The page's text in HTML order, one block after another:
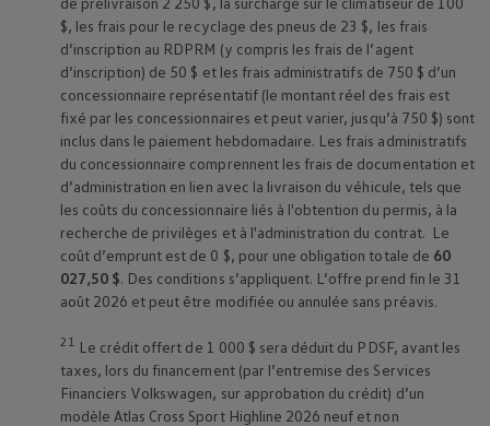
$, les frais pour le recyclage des pneus de 23 $, les frais
d’inscription au RDPRM (y compris les frais de l’agent
d’inscription) de 50 $ et les frais administratifs de 750 $ d’un
concessionnaire représentatif (le montant réel des frais est
fixé par les concessionnaires et peut varier, jusqu’à 750 $) sont
inclus dans le paiement hebdomadaire. Les frais administratifs
du concessionnaire comprennent les frais de documentation et
d’administration en lien avec la livraison du véhicule, tels que
les coûts du concessionnaire liés à l'obtention du permis, à la
recherche de privilèges et à l'administration du contrat. Le
coût d’emprunt est de 0 $, pour une obligation totale de 60
027,50 $. Des conditions s’appliquent. L’offre prend fin le 31
août 2026 et peut être modifiée ou annulée sans préavis.
21 Le crédit offert de 1 000 $ sera déduit du PDSF, avant les
taxes, lors du financement (par l’entremise des Services
Financiers Volkswagen, sur approbation du crédit) d’un
modèle Atlas Cross Sport Highline 2026 neuf et non